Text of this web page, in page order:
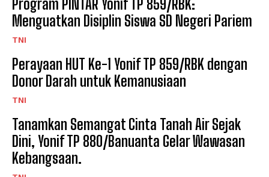
Program PINTAR Yonif TP 859/RBK:
Menguatkan Disiplin Siswa SD Negeri Pariem
TNI
Perayaan HUT Ke-1 Yonif TP 859/RBK dengan
Donor Darah untuk Kemanusiaan
TNI
Tanamkan Semangat Cinta Tanah Air Sejak
Dini, Yonif TP 880/Banuanta Gelar Wawasan
Kebangsaan.